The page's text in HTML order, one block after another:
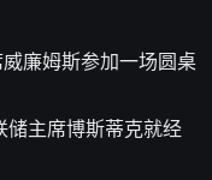
廉姆斯参加一场圆桌
主席博斯蒂克就经